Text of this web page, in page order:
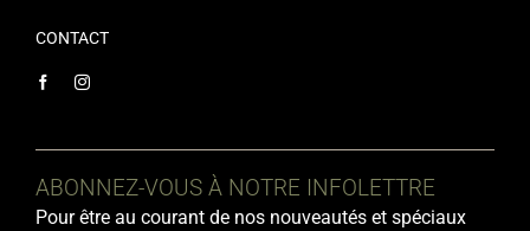
CONTACT
ABONNEZ-VOUS À NOTRE INFOLETTRE
Pour être au courant de nos nouveautés et spéciaux